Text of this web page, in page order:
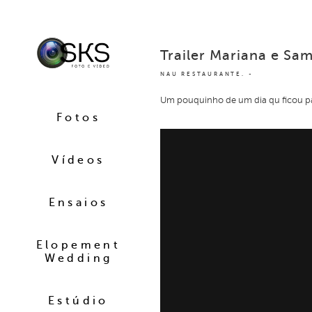
Fotos
Vídeos
Ensaios
Elopement
Wedding
Estúdio
NAU RESTAURANTE.
Trailer Mariana e
Um pouquinho de um dia qu ficou